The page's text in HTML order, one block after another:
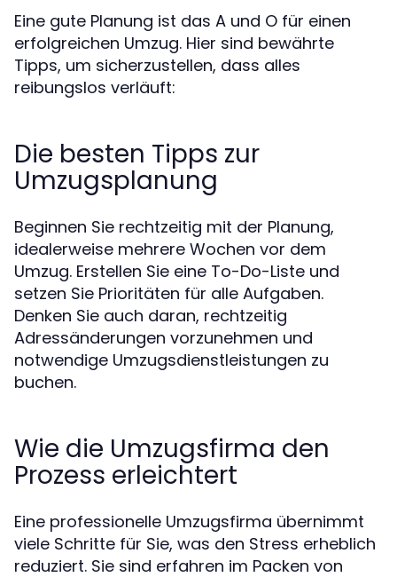
Eine gute Planung ist das A und O für einen
erfolgreichen Umzug. Hier sind bewährte
Tipps, um sicherzustellen, dass alles
reibungslos verläuft:
Die besten Tipps zur
Umzugsplanung
Beginnen Sie rechtzeitig mit der Planung,
idealerweise mehrere Wochen vor dem
Umzug. Erstellen Sie eine To-Do-Liste und
setzen Sie Prioritäten für alle Aufgaben.
Denken Sie auch daran, rechtzeitig
Adressänderungen vorzunehmen und
notwendige Umzugsdienstleistungen zu
buchen.
Wie die Umzugsfirma den
Prozess erleichtert
Eine professionelle Umzugsfirma übernimmt
viele Schritte für Sie, was den Stress erheblich
reduziert. Sie sind erfahren im Packen von